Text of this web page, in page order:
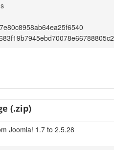
(.zip)
Joomla! 1.7 to 2.5.28